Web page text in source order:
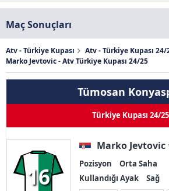
Maç Sonuçları
Atv - Türkiye Kupası
Atv - Türkiye Kupası
Marko Jevtovic - Atv Türkiye Kupası 24/25
Tümosan
Türkiye Kupası 24/25
16
Marko Jevtovic
Pozisyon
Orta Saha
Kullandığı Ayak
Sağ